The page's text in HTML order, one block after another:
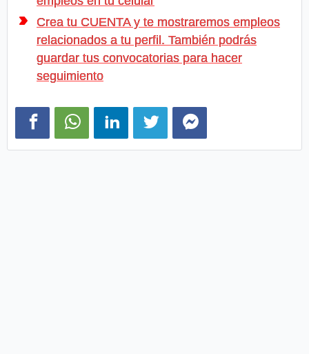
Crea tu CUENTA y te mostraremos empleos
relacionados a tu perfil. También podrás
guardar tus convocatorias para hacer
seguimiento